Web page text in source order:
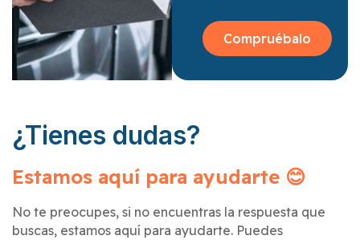
Compruébalo
¿Tienes dudas?
Estamos aquí para ayudarte 😊
No te preocupes, si no encuentras la respuesta que
buscas, estamos aquí para ayudarte. Puedes